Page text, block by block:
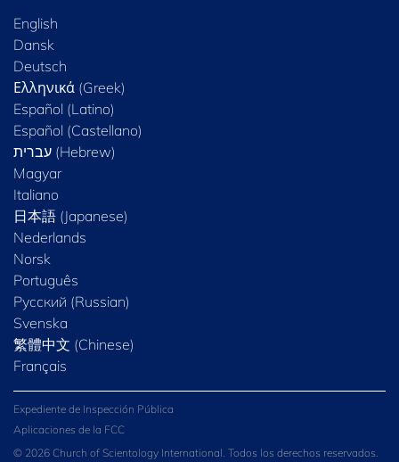
English
Dansk
Deutsch
Ελληνικά (Greek)
Español (Latino)
Español (Castellano)
Magyar
Italiano
日本語 (Japanese)
Nederlands
Norsk
Português
Русский (Russian)
Svenska
繁體中文 (Chinese)
Français
Expediente de Inspección Pública
Aplicaciones de la FCC
© 2026 Church of Scientology International. Todos los derechos reservados.